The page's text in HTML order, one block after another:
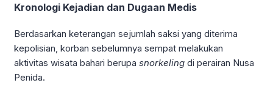
Kronologi Kejadian dan Dugaan Medis
Berdasarkan keterangan sejumlah saksi yang diterima
kepolisian, korban sebelumnya sempat melakukan
aktivitas wisata bahari berupa snorkeling di perairan Nusa
Penida.